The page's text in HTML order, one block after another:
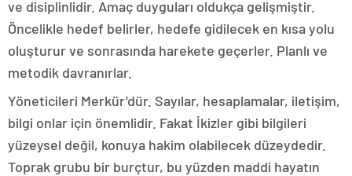
ve disiplinlidir. Amaç duyguları oldukça gelişmiştir.
Öncelikle hedef belirler, hedefe gidilecek en kısa yolu
oluşturur ve sonrasında harekete geçerler. Planlı ve
metodik davranırlar.
Yöneticileri Merkür’dür. Sayılar, hesaplamalar, iletişim,
bilgi onlar için önemlidir. Fakat İkizler gibi bilgileri
yüzeysel değil, konuya hakim olabilecek düzeydedir.
Toprak grubu bir burçtur, bu yüzden maddi hayatın